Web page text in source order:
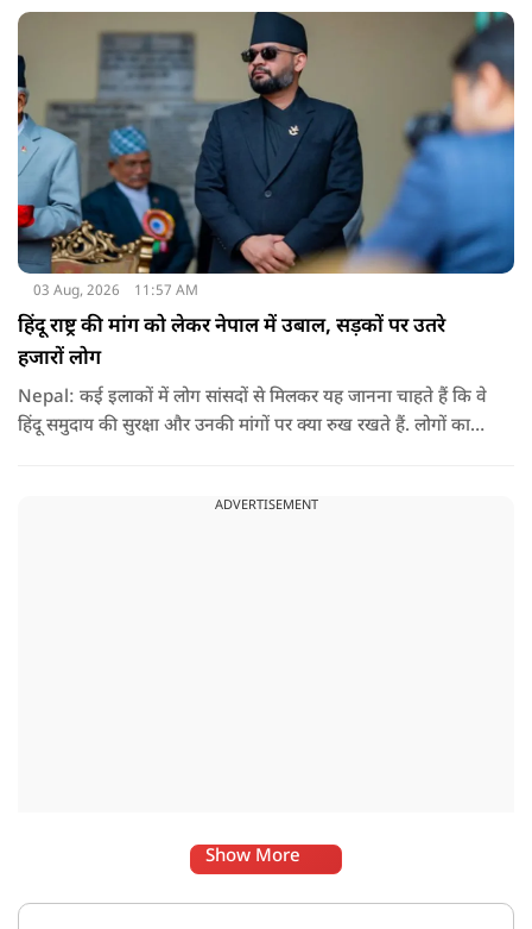
03 Aug, 2026 11:57 AM
हिंदू राष्ट्र की मांग को लेकर नेपाल में उबाल, सड़कों पर उतरे
हजारों लोग
Nepal: कई इलाकों में लोग सांसदों से मिलकर यह जानना चाहते हैं कि वे
हिंदू समुदाय की सुरक्षा और उनकी मांगों पर क्या रुख रखते हैं. लोगों का
बात रखें और संसद में भी उनकी आवाज उठाएं.
ADVERTISEMENT
Show More